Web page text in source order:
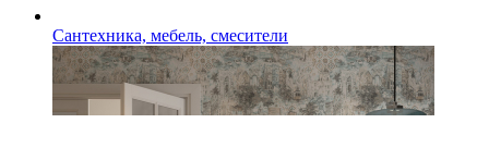
Сантехника, мебель, смесители